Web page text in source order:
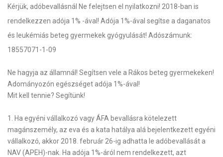
Kérjük, adóbevallásnál Ne felejtsen el nyilatkozni! 2018-ban is
rendelkezzen adója 1% -ával! Adója 1%-ával segítse a daganatos
és leukémiás beteg gyermekek gyógyulását! Adószámunk:
18557071-1-09
Ne hagyja az államnál! Segítsen vele a Rákos beteg gyermekeken!
Adományozón egészséget adója 1%-ával!
Mit kell tennie? Segítünk!
1 . Ha egyéni vállalkozó vagy ÁFA bevallásra kötelezett
magánszemély, az eva és a kata hatálya alá bejelentkezett egyéni
vállalkozó, akkor 2018. február 26-ig adhatta le adóbevallását a
NAV (APEH)-nak. Ha adója 1%-áról nem rendelkezett, azt